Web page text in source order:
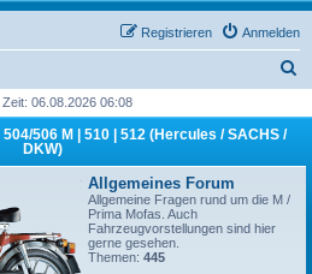
Anmelden
Registrieren
06.08.2026 06:08
504/506 M | 510 | 512 (Hercules / SACHS /
DKW)
Allgemeines Forum
Allgemeine Fragen rund um die M /
Prima Mofas. Auch
Fahrzeugvorstellungen sind hier
gerne gesehen.
Themen: 445